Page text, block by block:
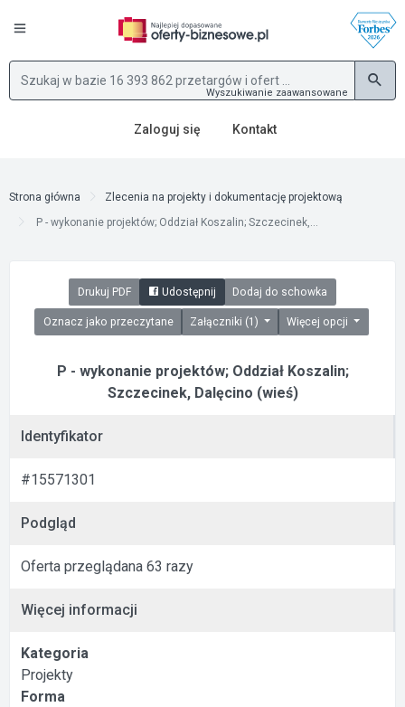
Wyszukiwanie zaawansowane
Zaloguj się Kontakt
Strona główna
Zlecenia na projekty i dokumentację projektową
P - wykonanie projektów; Oddział Koszalin; Szczecinek,...
Drukuj PDF Udostępnij Dodaj do schowka
Oznacz jako przeczytane Załączniki (1) Więcej opcji
P - wykonanie projektów; Oddział Koszalin;
Szczecinek, Dalęcino (wieś)
Identyfikator
#15571301
Podgląd
Oferta przeglądana 63 razy
Więcej informacji
Kategoria
Projekty
Forma